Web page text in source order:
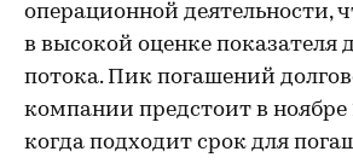
операционной деятельности,
в высокой оценке показателя
потока. Пик погашений
компании предстоит в ноябре
когда подходит срок для